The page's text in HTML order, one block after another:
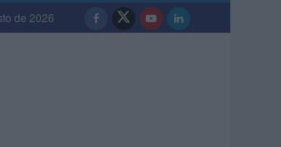
de 2026